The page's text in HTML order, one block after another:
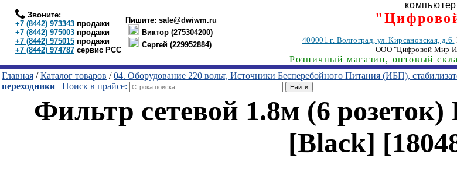
Звоните:
+7 (8442) 973343 продажи
+7 (8442) 975003 продажи
+7 (8442) 975015 продажи
+7 (8442) 974787 сервис РСС
Пишите: sale@dwiwm.ru
Виктор (275304200)
Сергей (229952884)
400001г. Волгоград, ул. Кирсановская, д.6.
ООО "Цифровой Мир
Розничный магазин, оптовый
Главная /Каталог товаров /04. Оборудование 220 вольт, Источники Бесперебойного Питания (ИБП),
переходники
Поиск в прайсе:
Фильтр сетевой 1.8м (6
[Black]